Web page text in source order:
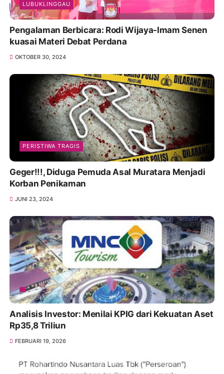
LUBUKLINGGAU
Pengalaman Berbicara: Rodi Wijaya-Imam Senen
kuasai Materi Debat Perdana
OKTOBER 30, 2024
PERISTIWA TRAGIS
Geger!!!, Diduga Pemuda Asal Muratara Menjadi
Korban Penikaman
JUNI 23, 2024
Analisis Investor: Menilai KPIG dari Kekuatan Aset
Rp35,8 Triliun
FEBRUARI 19, 2026